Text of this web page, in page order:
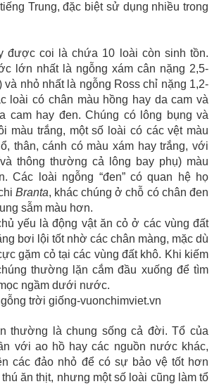
Trung, đặc biệt sử dụng nhiều trong
được coi là chứa 10 loài còn sinh tồn.
lớn nhất là ngỗng xám cân nặng 2,5-
và nhỏ nhất là ngỗng Ross chỉ nặng 1,2-
loài có chân màu hồng hay da cam và
cam hay đen. Chúng có lông bụng và
màu trắng, một số loài có các vệt màu
thân, cánh có màu xám hay trắng, với
thông thường cả lông bay phụ) màu
Các loài ngỗng “đen” có quan hệ họ
Branta, khác chúng ở chỗ có chân đen
sẫm màu hơn.
yếu là động vật ăn cỏ ở các vùng đất
bơi lội tốt nhờ các chân màng, mặc dù
gặm cỏ tại các vùng đất khô. Khi kiếm
thường lặn cắm đầu xuống để tìm
ngầm dưới nước.
thường là chung sống cả đời. Tổ của
với ao hồ hay các nguồn nước khác,
các đảo nhỏ để có sự bảo vệ tốt hơn
ăn thịt, nhưng một số loài cũng làm tổ